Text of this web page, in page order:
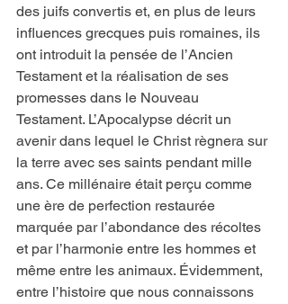
des juifs convertis et, en plus de leurs
influences grecques puis romaines, ils
ont introduit la pensée de l’Ancien
Testament et la réalisation de ses
promesses dans le Nouveau
Testament. L’Apocalypse décrit un
avenir dans lequel le Christ règnera sur
la terre avec ses saints pendant mille
ans. Ce millénaire était perçu comme
une ère de perfection restaurée
marquée par l’abondance des récoltes
et par l’harmonie entre les hommes et
même entre les animaux. Évidemment,
entre l’histoire que nous connaissons